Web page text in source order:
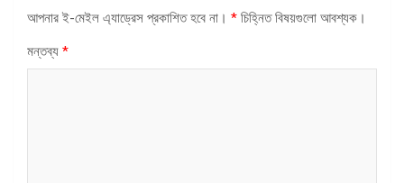
আপনার ই-মেইল এ্যাড্রেস প্রকাশিত হবে না। * চিহ্নিত বিষয়গুলো আবশ্যক।
মন্তব্য *